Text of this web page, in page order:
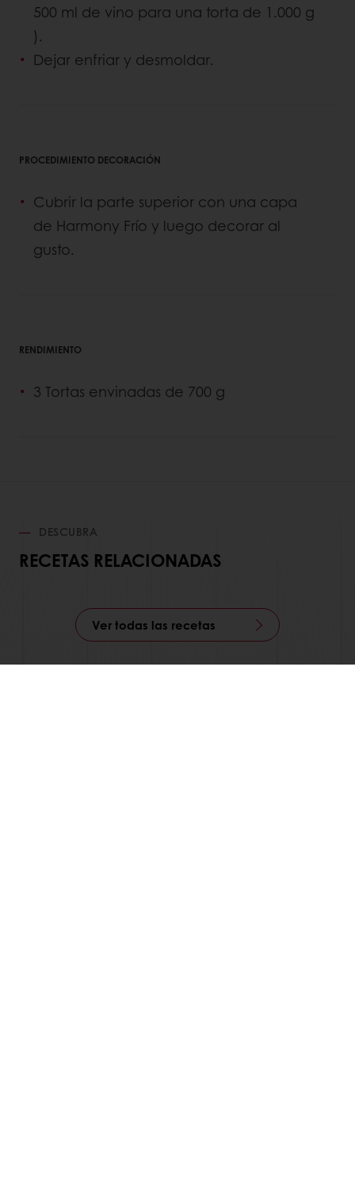
500 ml de vino para una torta de 1.000 g
).
Dejar enfriar y desmoldar.
PROCEDIMIENTO DECORACIÓN
Cubrir la parte superior con una capa
de Harmony Frío y luego decorar al
gusto.
RENDIMIENTO
3 Tortas envinadas de 700 g
DESCUBRA
RECETAS RELACIONADAS
Ver todas las recetas